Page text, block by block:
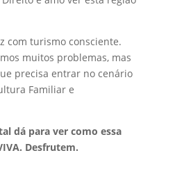
com turismo consciente.
muitos problemas, mas
precisa entrar no cenário
Familiar e
dá para ver como essa
Desfrutem.